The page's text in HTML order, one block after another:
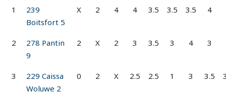
1
239
Boitsfort 5
X 2 4 4 3.5 3.5 3.5 4
2
278 Pantin
9
2 X 2 3 3.5 3 4 3
3
229 Caissa
Woluwe 2
0 2 X 2.5 2.5 1 3 3.5